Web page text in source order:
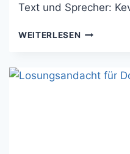
Text und Sprecher:
WEITERLESEN
29.05.2026